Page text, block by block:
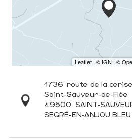
1736, route de la
Saint-Sauveur-de-Flée
49500 SAINT-
SEGRÉ-EN-ANJOU BLEU